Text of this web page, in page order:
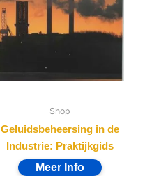
Shop
Geluidsbeheersing in de
Industrie: Praktijkgids